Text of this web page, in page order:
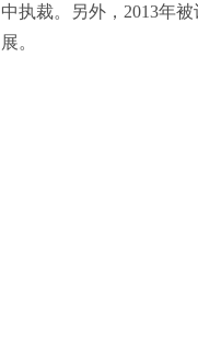
中执裁。
另外，2013年
展。